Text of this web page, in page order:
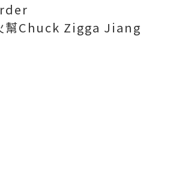
幫Chuck Zigga Jiang